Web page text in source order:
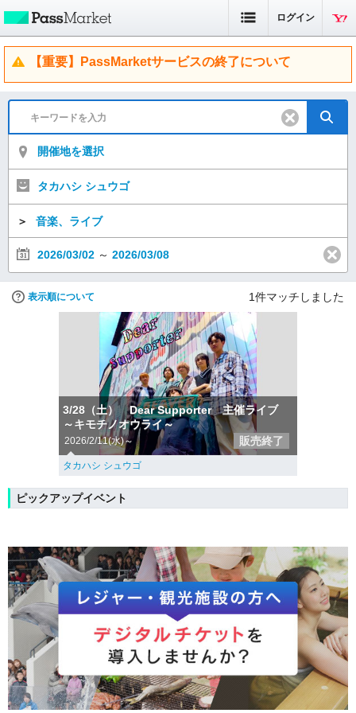
ログイン
【重要】PassMarketサービスの終了について
開催地を選択
タカハシ シュウゴ
＞ 音楽、ライブ
2026/03/02 ～ 2026/03/08
表示順について 1件マッチしました
3/28（土） Dear Supporter 主催ライブ
～キモチノオウライ～
2026/2/11(水)～ 販売終了
タカハシ シュウゴ
ピックアップイベント